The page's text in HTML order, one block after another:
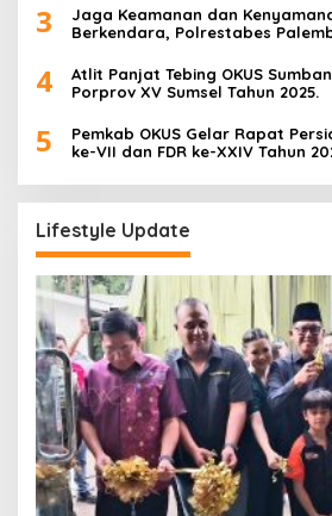
3
Jaga Keamanan dan
Berkendara, Polrestabes
4
Atlit Panjat Tebing OKUS
Porprov XV Sumsel Tahun 2025.
5
Pemkab OKUS Gelar Rapat
ke-VII dan FDR ke-XXIV Tahun
Lifestyle Update